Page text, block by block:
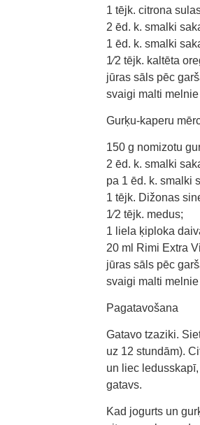
1 tējk. citrona
2 ēd. k. smalki
1 ēd. k. smalki
1⁄2 tējk. kaltēta
jūras sāls pēc
svaigi malti
Gurķu-kaperu
150 g nomizotu
2 ēd. k. smalki
pa 1 ēd. k. smalki
1 tējk. Dižonas
1⁄2 tējk. medus;
1 liela ķiploka
20 ml Rimi Extra
jūras sāls pēc
svaigi malti
Pagatavošana
Gatavo tzaziki.
uz 12 stundām).
un liec
gatavs.
Kad jogurts un